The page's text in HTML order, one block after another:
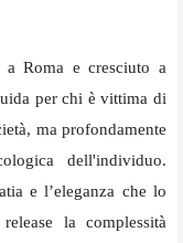
a Roma e cresciuto a
per chi è vittima di
ma profondamente
dell'individuo.
e l’eleganza che lo
la complessità